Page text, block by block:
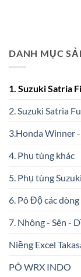
DANH MỤC
1. Suzuki Satria
2. Suzuki Satria
3.Honda Winner
4. Phụ tùng khác
5. Phụ tùng
6. Pô Độ các dòng
7. Nhông - Sên -
Niềng Excel
PÔ WRX INDO